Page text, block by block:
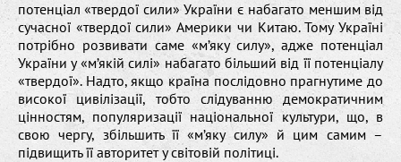
потенціал «твердої сили» України є набагато меншим від
сучасної «твердої сили» Америки чи Китаю. Тому Україні
потрібно розвивати саме «м’яку силу», адже потенціал
України у «м’якій силі» набагато більший від її потенціалу
«твердої». Надто, якщо країна послідовно прагнутиме до
високої цивілізації, тобто слідуванню демократичним
цінностям, популяризації національної культури, що, в
свою чергу, збільшить її «м’яку силу» й цим самим –
підвищить її авторитет у світовій політиці.